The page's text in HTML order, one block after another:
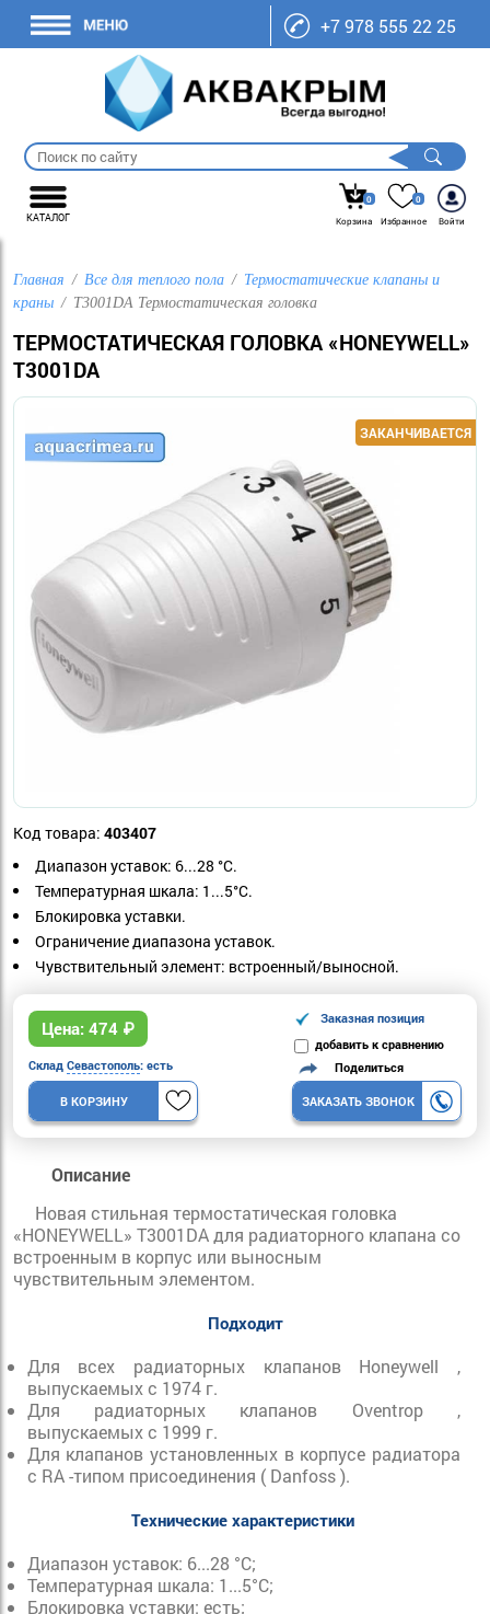
+7 978 555 22 25
КАТАЛОГ
0
Корзина
0
Избранное
Войти
Главная Все для теплого пола
Термостатические клапаны и
краны
T3001DA Термостатическая головка
ТЕРМОСТАТИЧЕСКАЯ ГОЛОВКА «HONEYWELL»
T3001DA
Код товара: 403407
Диапазон уставок: 6...28 °С.
Температурная шкала: 1...5°С.
Блокировка уставки.
Ограничение диапазона уставок.
Чувствительный элемент: встроенный/выносной.
Цена: 474 ₽
Заказная позиция
добавить к сравнению
Склад Севастополь: есть
В КОРЗИНУ
Поделиться
ЗАКАЗАТЬ ЗВОНОК
Описание
Новая стильная термостатическая головка
«HONEYWELL» T3001DA для радиаторного клапана со
встроенным в корпус или выносным
чувствительным элементом.
Подходит
Для всех радиаторных клапанов Honeywell ,
выпускаемых с 1974 г.
Для радиаторных клапанов Oventrop ,
выпускаемых с 1999 г.
Для клапанов установленных в корпусе радиатора
с RA -типом присоединения ( Danfoss ).
Технические характеристики
Диапазон уставок: 6...28 °С;
Температурная шкала: 1...5°С;
Блокировка уставки: есть;